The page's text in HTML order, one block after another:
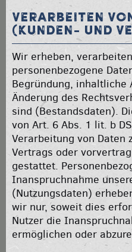
Verarbeiten
(Kunden- und
Wir erheben,
personenbezogene
Begründung, inhaltliche
Änderung des
sind (Bestandsdaten).
von Art. 6 Abs. 1 lit. b
Verarbeitung von Daten
Vertrags oder
gestattet.
Inanspruchnahme
(Nutzungsdaten)
wir nur, soweit dies
Nutzer die
ermöglichen oder